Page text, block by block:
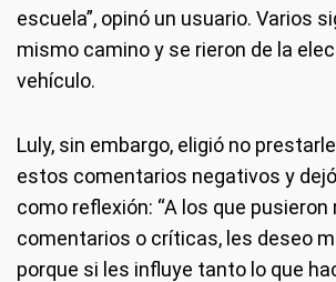
escuela”, opinó un usuario. Varios
mismo camino y se rieron de la
vehículo.
Luly, sin embargo, eligió no
estos comentarios negativos y
como reflexión: “A los que pusieron
comentarios o críticas, les deseo
porque si les influye tanto lo que